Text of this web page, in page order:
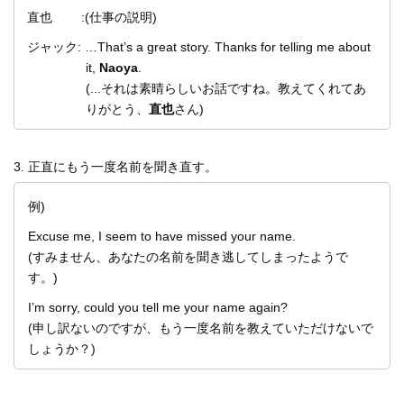
直也 :(仕事の説明)
ジャック: …That’s a great story. Thanks for telling me about
it, Naoya
(...それは素晴らしいお話ですね。教えてくれてあ
りがとう、直也さん)
3. 正直にもう一度名前を聞き直す。
例)
Excuse me, I seem to have missed your name.
(すみません、あなたの名前を聞き逃してしまったようで
す。)
I’m sorry, could you tell me your name again?
(申し訳ないのですが、もう一度名前を教えていただけないで
しょうか？)